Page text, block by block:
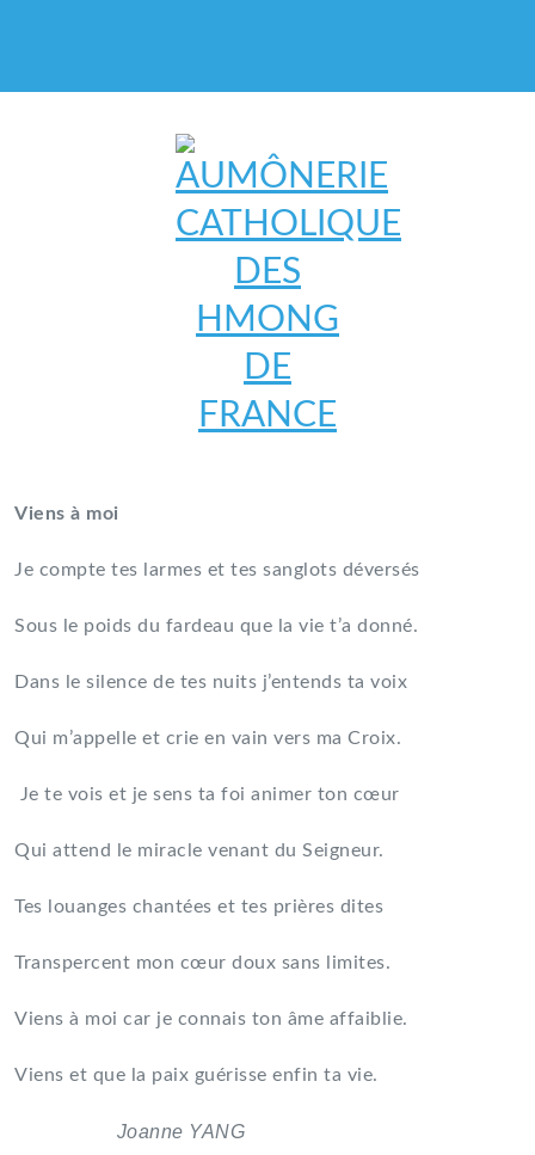
DES HMONG DE FRANCE
Viens à moi
Je compte tes larmes et tes sanglots déversés
Sous le poids du fardeau que la vie t’a donné.
Dans le silence de tes nuits j’entends ta voix
Qui m’appelle et crie en vain vers ma Croix.
Je te vois et je sens ta foi animer ton cœur
Qui attend le miracle venant du Seigneur.
Tes louanges chantées et tes prières dites
Transpercent mon cœur doux sans limites.
Viens à moi car je connais ton âme affaiblie.
Viens et que la paix guérisse enfin ta vie.
Joanne YANG